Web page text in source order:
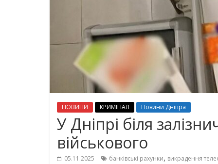
НОВИНИ КРИМІНАЛ Новини Дніпра
У Дніпрі біля
військового
05.11.2025 банківські рахунки, викрадення